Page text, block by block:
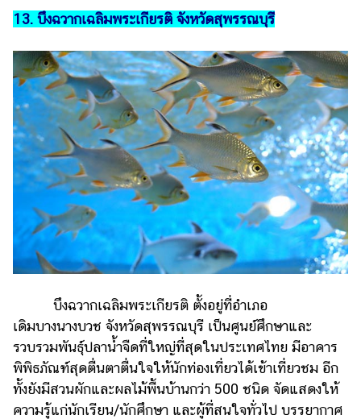
13. บึงฉวากเฉลิมพระเกียรติ จังหวัดสุพรรณบุรี
บึงฉวากเฉลิมพระเกียรติ ตั้งอยู่ที่อำเภอ
เดิมบางนางบวช จังหวัดสุพรรณบุรี เป็นศูนย์ศึกษาและ
รวบรวมพันธุ์ปลาน้ำจืดที่ใหญ่ที่สุดในประเทศไทย มีอาคาร
พิพิธภัณฑ์สุดตื่นตาตื่นใจให้นักท่องเที่ยวได้เข้าเที่ยวชม อีก
ทั้งยังมีสวนผักและผลไม้พื้นบ้านกว่า 500 ชนิด จัดแสดงให้
ความรู้แก่นักเรียน/นักศึกษา และผู้ที่สนใจทั่วไป บรรยากาศ